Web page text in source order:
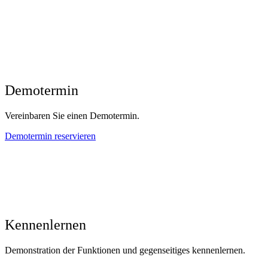
Demotermin
Vereinbaren Sie einen Demotermin.
Demotermin reservieren​
Kennenlernen
Demonstration der Funktionen und gegenseitiges kennenlernen.